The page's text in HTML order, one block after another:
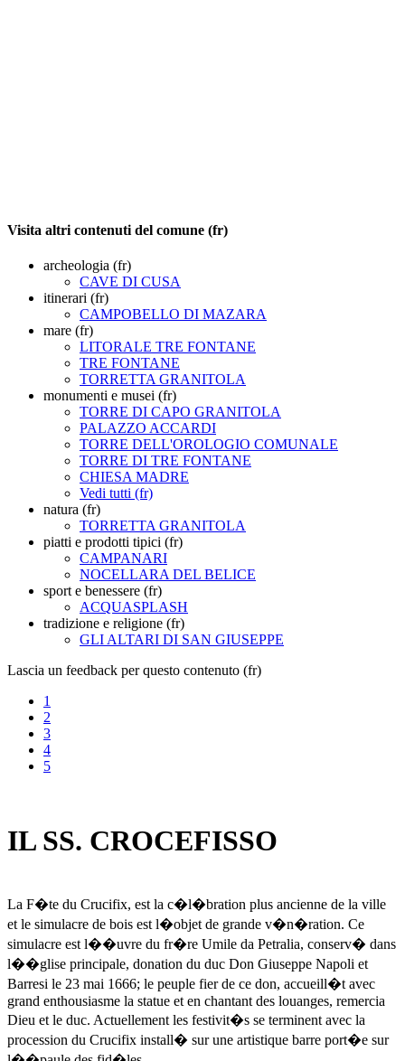
Visita altri contenuti del comune (fr)
archeologia (fr)
CAVE DI CUSA
itinerari (fr)
CAMPOBELLO DI MAZARA
mare (fr)
LITORALE TRE FONTANE
TRE FONTANE
TORRETTA GRANITOLA
monumenti e musei (fr)
TORRE DI CAPO GRANITOLA
PALAZZO ACCARDI
TORRE DELL'OROLOGIO COMUNALE
TORRE DI TRE FONTANE
CHIESA MADRE
Vedi tutti (fr)
natura (fr)
TORRETTA GRANITOLA
piatti e prodotti tipici (fr)
CAMPANARI
NOCELLARA DEL BELICE
sport e benessere (fr)
ACQUASPLASH
tradizione e religione (fr)
GLI ALTARI DI SAN GIUSEPPE
Lascia un feedback per questo contenuto (fr)
1
2
3
4
5
IL SS. CROCEFISSO
La F�te du Crucifix, est la c�l�bration plus ancienne de la ville
et le simulacre de bois est l�objet de grande v�n�ration. Ce
simulacre est l��uvre du fr�re Umile da Petralia, conserv� dans
l��glise principale, donation du duc Don Giuseppe Napoli et
Barresi le 23 mai 1666; le peuple fier de ce don, accueill�t avec
grand enthousiasme la statue et en chantant des louanges, remercia
Dieu et le duc. Actuellement les festivit�s se terminent avec la
procession du Crucifix install� sur une artistique barre port�e sur